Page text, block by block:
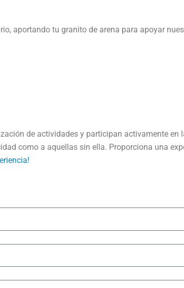
aportando tu granito de arena para apoyar
de actividades y participan activamente en
como a aquellas sin ella. Proporciona una